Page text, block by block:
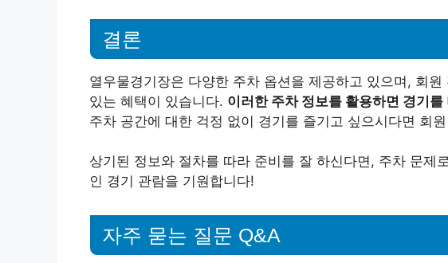
결론
열우물경기장은 다양한 주차 옵션을 제공하고 있으며, 회
있는 혜택이 있습니다. 이러한 주차 정보를 활용하면 경기
주차 공간에 대한 걱정 없이 경기를 즐기고 싶으시다면 회
상기된 정보와 절차를 따라 준비를 잘 하신다면, 주차 문제
인 경기 관람을 기원합니다!
자주 묻는 질문 Q&A